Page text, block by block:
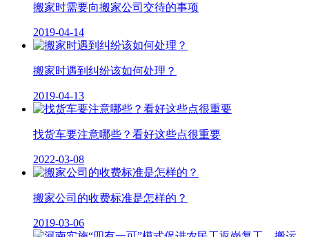
搬家时需要向搬家公司交待的事项
2019-04-14
搬家时遇到纠纷该如何处理？
2019-04-13
找货车要注意哪些？看好这些点很重要
2022-03-08
搬家公司的收费标准是怎样的？
2019-03-06